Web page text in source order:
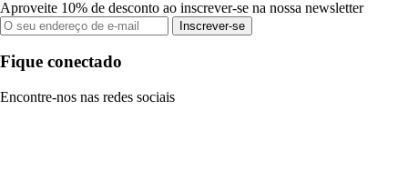
Aproveite 10% de desconto ao inscrever-se na nossa newsletter
Inscrever-se
Fique conectado
Encontre-nos nas redes sociais